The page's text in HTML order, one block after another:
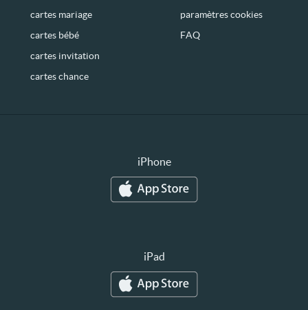
cartes mariage
cartes bébé
cartes invitation
cartes chance
paramètres cookies
FAQ
iPhone
iPad